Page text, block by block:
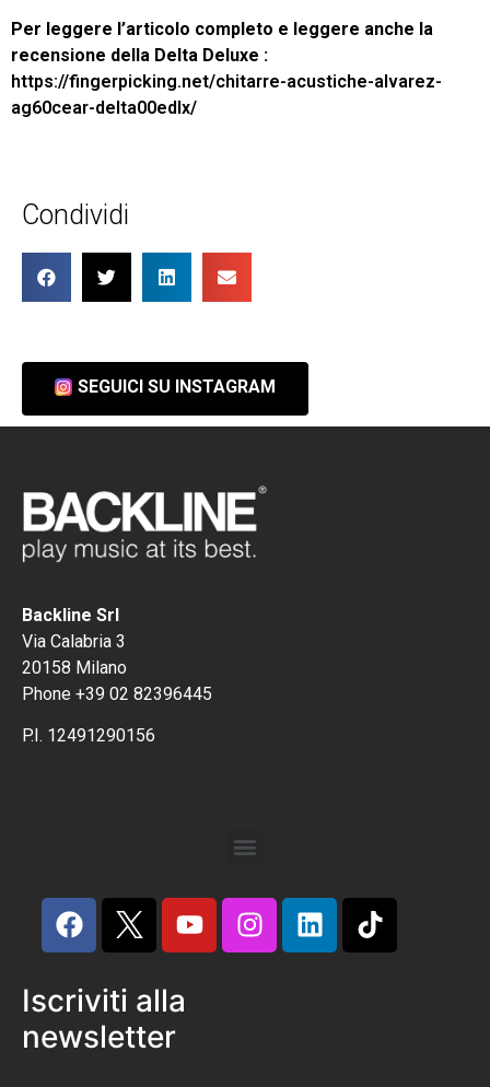
Per leggere l’articolo completo e leggere anche la
recensione della Delta Deluxe :
https://fingerpicking.net/chitarre-acustiche-alvarez-
ag60cear-delta00edlx/
Condividi
SEGUICI SU INSTAGRAM
Backline Srl
Via Calabria 3
20158 Milano
Phone +39 02 82396445
P.I. 12491290156
Iscriviti alla
newsletter